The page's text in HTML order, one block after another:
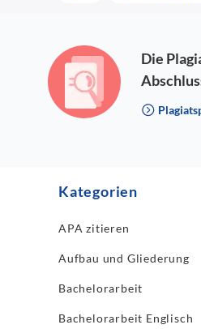
Die
Kategorien
APA zitieren
Aufbau und Gliederung
Bachelorarbeit
Bachelorarbeit Englisch